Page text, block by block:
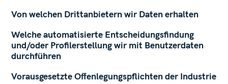
Von welchen Drittanbietern wir Daten erhalten
Welche automatisierte Entscheidungsfindung
und/oder Profilerstellung wir mit Benutzerdaten
durchführen
Vorausgesetzte Offenlegungspflichten der Industrie